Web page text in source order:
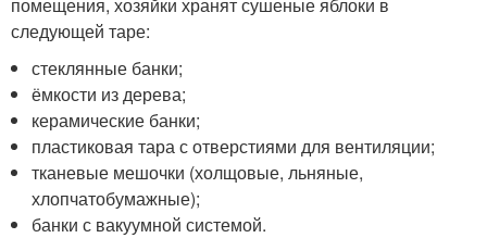
следующей таре:
стеклянные банки;
ёмкости из дерева;
керамические банки;
пластиковая тара с отверстиями для вентиляции;
тканевые мешочки (холщовые, льняные,
хлопчатобумажные);
банки с вакуумной системой.